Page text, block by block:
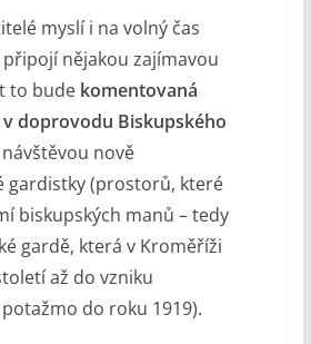
myslí i na volný čas
nějakou zajímavou
to bude komentovaná
doprovodu Biskupského
nově
gardistky (prostorů, které
biskupských manů – tedy
gardě, která v Kroměříži
až do vzniku
do roku 1919).